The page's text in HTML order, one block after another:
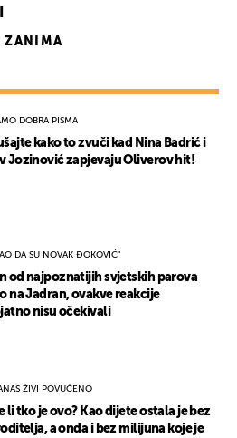
ZANIMA
DOBRA PISMA
kako to zvuči kad Nina Badrić i
Jozinović zapjevaju Oliverov hit!
DA SU NOVAK ĐOKOVIĆ"
od najpoznatijih svjetskih parova
na Jadran, ovakve reakcije
nisu očekivali
ŽIVI POVUČENO
li tko je ovo? Kao dijete ostala je bez
a onda i bez milijuna koje je